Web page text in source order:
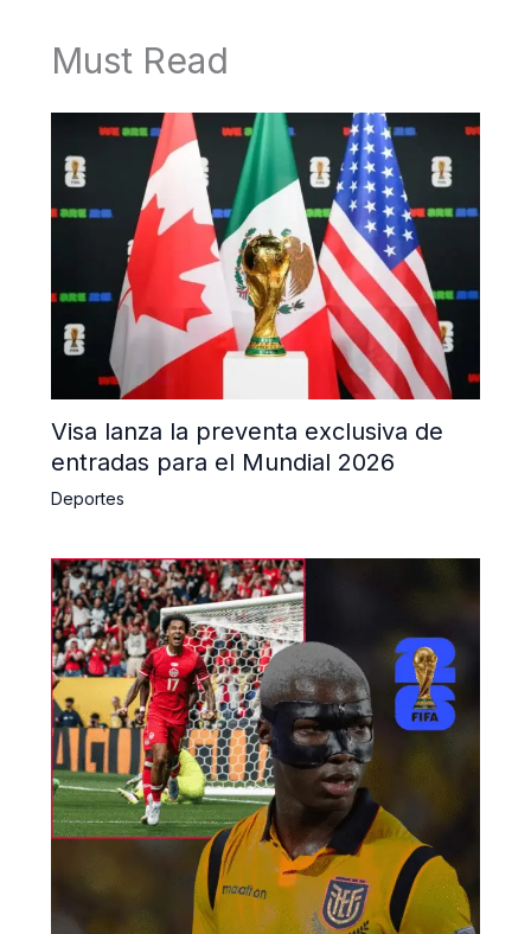
Must Read
Visa lanza la preventa exclusiva de
entradas para el Mundial 2026
Deportes